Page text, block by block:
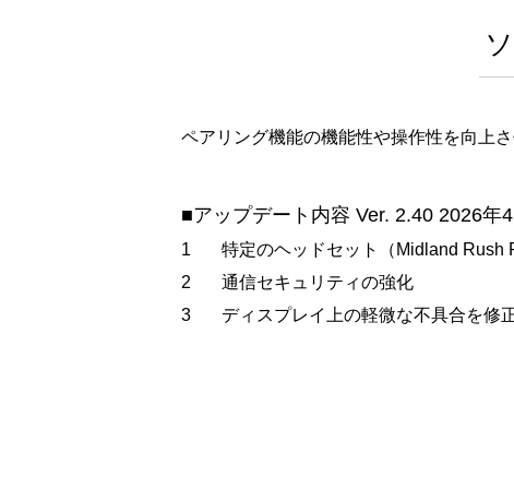
ペアリング機能の機能性や操作性を向上
■アップデート内容 Ver. 2.40 2026年
1
特定のヘッドセット（Midland Rush
2
通信セキュリティの強化
3
ディスプレイ上の軽微な不具合を修